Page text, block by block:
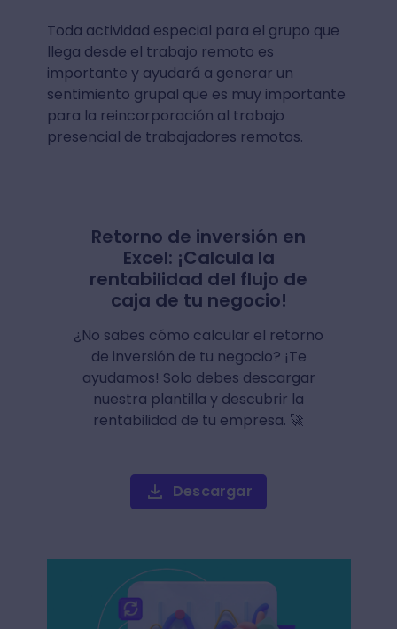
Toda actividad especial para el grupo que
llega desde el trabajo remoto es
importante y ayudará a generar un
sentimiento grupal que es muy importante
para la reincorporación al trabajo
presencial de trabajadores remotos.
Retorno de inversión en
Excel: ¡Calcula la
rentabilidad del flujo de
caja de tu negocio!
¿No sabes cómo calcular el retorno
de inversión de tu negocio? ¡Te
ayudamos! Solo debes descargar
nuestra plantilla y descubrir la
rentabilidad de tu empresa. 🚀
Descargar